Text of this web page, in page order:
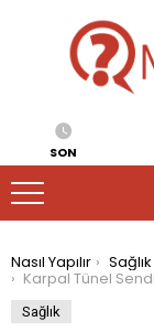
SON
You are here:
Nasıl Yapılır Sağlık
Karpal Tünel
Sağlık